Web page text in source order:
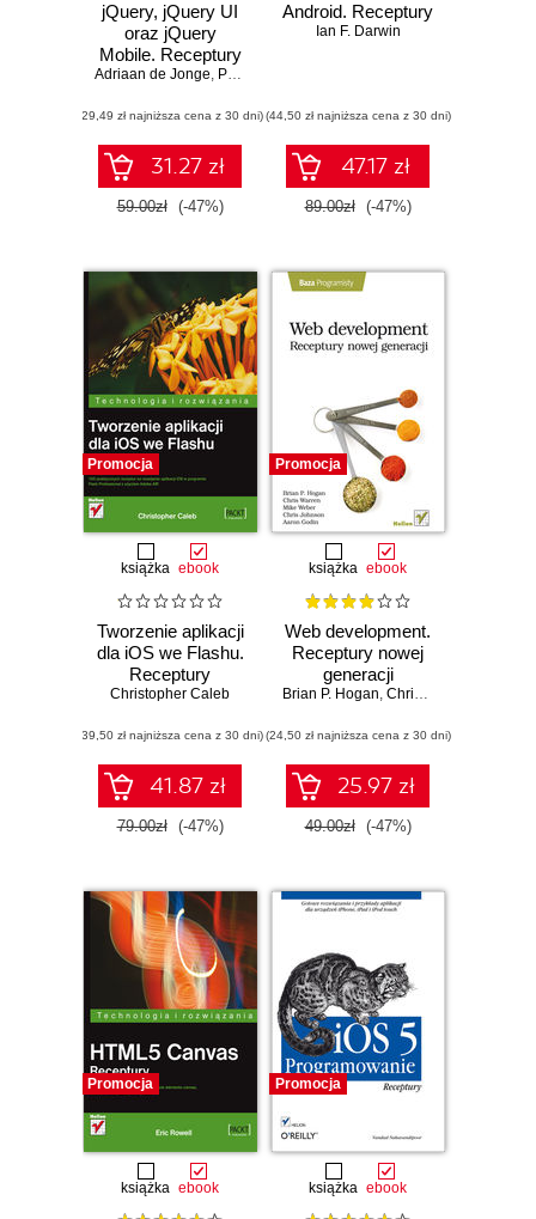
jQuery, jQuery UI
oraz jQuery
Mobile. Receptury
Adriaan de Jonge, Phillip Dutson
(29,49 zł najniższa cena z 30 dni)
31.27 zł
59.00zł (-47%)
Android. Receptury
Ian F. Darwin
(44,50 zł najniższa cena z 30 dni)
47.17 zł
89.00zł (-47%)
Promocja
książka ebook
Tworzenie aplikacji
dla iOS we Flashu.
Receptury
Christopher Caleb
(39,50 zł najniższa cena z 30 dni)
41.87 zł
79.00zł (-47%)
Promocja
książka ebook
Web development.
Receptury nowej
generacji
Brian P. Hogan, Chris Warren
(24,50 zł najniższa cena z 30 dni)
25.97 zł
49.00zł (-47%)
Promocja
książka ebook
Promocja
książka ebook